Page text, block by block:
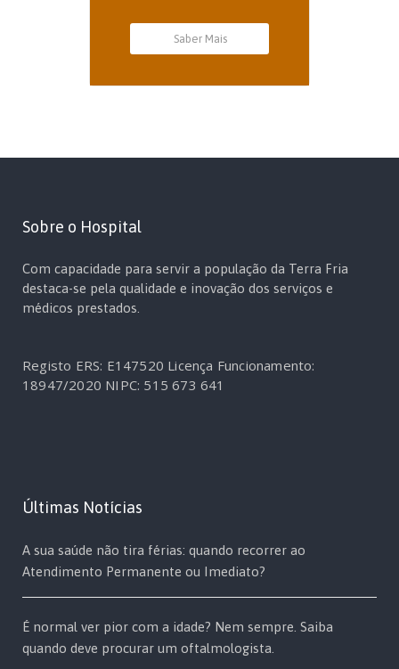
Saber Mais
Sobre o Hospital
Com capacidade para servir a população da Terra Fria
destaca-se pela qualidade e inovação dos serviços e
médicos prestados.
Registo ERS: E147520 Licença Funcionamento:
18947/2020 NIPC: 515 673 641
Últimas Notícias
A sua saúde não tira férias: quando recorrer ao
Atendimento Permanente ou Imediato?
É normal ver pior com a idade? Nem sempre. Saiba
quando deve procurar um oftalmologista.